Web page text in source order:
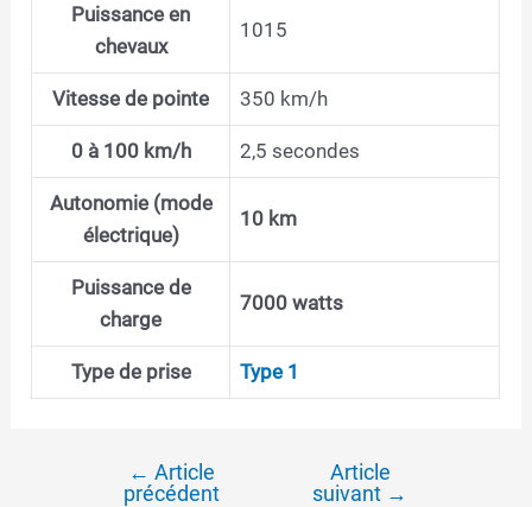
Puissance en
chevaux
1015
Vitesse de pointe 350 km/h
0 à 100 km/h 2,5 secondes
Autonomie (mode
électrique)
10 km
Puissance de
charge
7000 watts
Type de prise Type 1
Navigation
← Article
précédent
Article
suivant →